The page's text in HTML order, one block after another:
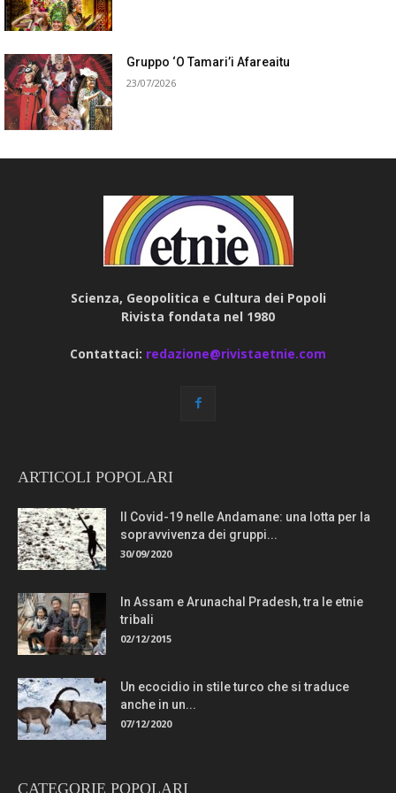
Gruppo ‘O Tamari’i Afareaitu
23/07/2026
Scienza, Geopolitica e Cultura dei Popoli
Rivista fondata nel 1980
Contattaci: redazione@rivistaetnie.com
ARTICOLI POPOLARI
Il Covid-19 nelle Andamane: una lotta per la
sopravvivenza dei gruppi...
30/09/2020
In Assam e Arunachal Pradesh, tra le etnie
tribali
02/12/2015
Un ecocidio in stile turco che si traduce
anche in un...
07/12/2020
CATEGORIE POPOLARI